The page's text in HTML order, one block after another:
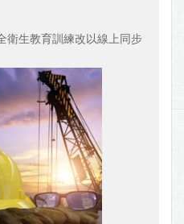
衛生教育訓練改以線上同步